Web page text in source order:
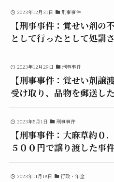
2023年12月31日 刑事事件
【刑事事件：覚せい剤の
として行ったとして処罰
2023年12月29日 刑事事件
【刑事事件：覚せい剤譲
受け取り、品物を郵送し
2023年5月1日 刑事事件
【刑事事件：大麻草約０
５００円で譲り渡した事件
2023年11月18日 行政・年金